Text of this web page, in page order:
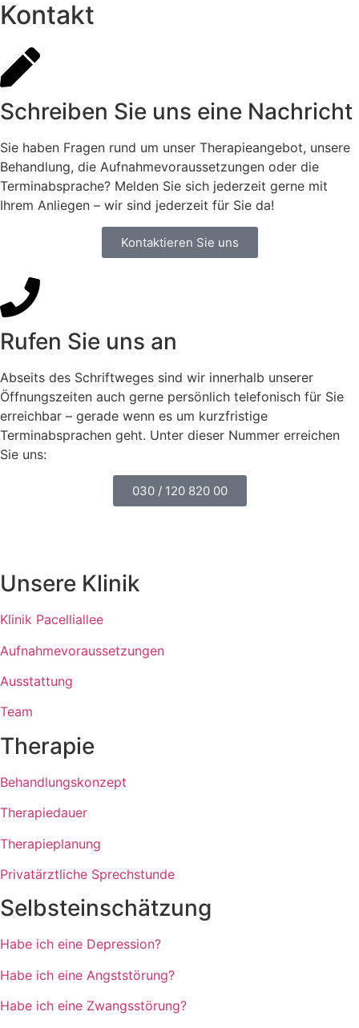
Kontakt
Schreiben Sie uns eine Nachricht
Sie haben Fragen rund um unser Therapieangebot, unsere
Behandlung, die Aufnahmevoraussetzungen oder die
Terminabsprache? Melden Sie sich jederzeit gerne mit
Ihrem Anliegen – wir sind jederzeit für Sie da!
Kontaktieren Sie uns
Rufen Sie uns an
Abseits des Schriftweges sind wir innerhalb unserer
Öffnungszeiten auch gerne persönlich telefonisch für Sie
erreichbar – gerade wenn es um kurzfristige
Terminabsprachen geht. Unter dieser Nummer erreichen
Sie uns:
030 / 120 820 00
Unsere Klinik
Klinik Pacelliallee
Aufnahmevoraussetzungen
Ausstattung
Team
Therapie
Behandlungskonzept
Therapiedauer
Therapieplanung
Privatärztliche Sprechstunde
Selbsteinschätzung
Habe ich eine Depression?
Habe ich eine Angststörung?
Habe ich eine Zwangsstörung?